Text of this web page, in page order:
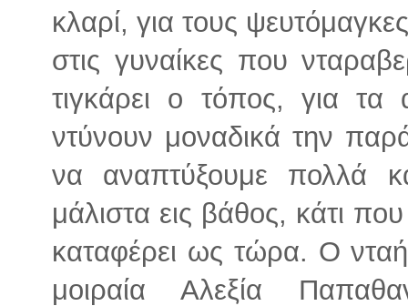
κλαρί, για τους
στις γυναίκες που
τιγκάρει ο τόπος, για τα
ντύνουν μοναδικά την
να αναπτύξουμε πολλά
μάλιστα εις βάθος, κάτι
καταφέρει ως τώρα. Ο
μοιραία Αλεξία